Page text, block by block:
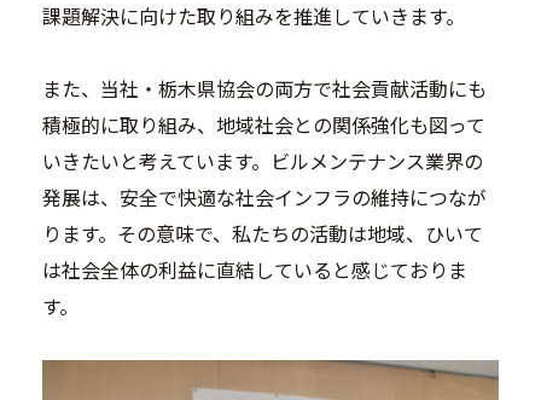
課題解決に向けた取り組みを推進していきます。
また、当社・栃木県協会の両方で社会貢献活動にも
積極的に取り組み、地域社会との関係強化も図って
いきたいと考えています。ビルメンテナンス業界の
発展は、安全で快適な社会インフラの維持につなが
ります。その意味で、私たちの活動は地域、ひいて
は社会全体の利益に直結していると感じておりま
す。